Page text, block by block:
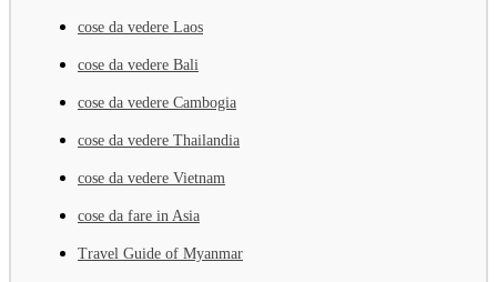
cose da vedere Laos
cose da vedere Bali
cose da vedere Cambogia
cose da vedere Thailandia
cose da vedere Vietnam
cose da fare in Asia
Travel Guide of Myanmar